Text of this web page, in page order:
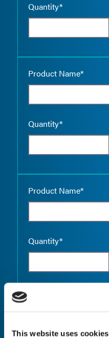
This website uses cookies
Quantity*
Product Name*
Quantity*
Product Name*
Quantity*